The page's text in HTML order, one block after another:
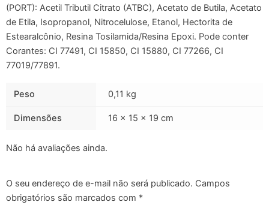
(PORT): Acetil Tributil Citrato (ATBC), Acetato de Butila, Acetato
de Etila, Isopropanol, Nitrocelulose, Etanol, Hectorita de
Estearalcônio, Resina Tosilamida/Resina Epoxi. Pode conter
Corantes: CI 77491, CI 15850, CI 15880, CI 77266, CI
77019/77891.
Peso 0,11 kg
Dimensões 16 × 15 × 19 cm
Não há avaliações ainda.
O seu endereço de e-mail não será publicado. Campos
obrigatórios são marcados com *